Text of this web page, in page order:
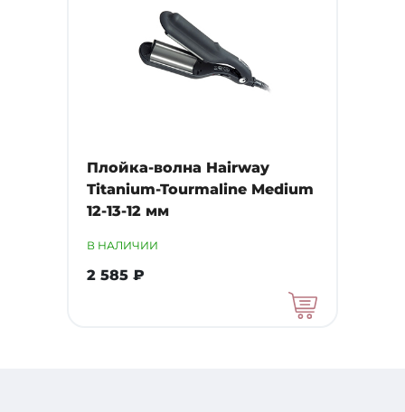
Плойка-волна Hairway
Titanium-Tourmaline Medium
12-13-12 мм
В НАЛИЧИИ
2 585 ₽